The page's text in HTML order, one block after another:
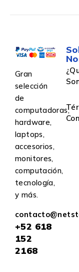
Gran
selección
de
computadoras,
hardware,
laptops,
accesorios,
monitores,
computación,
tecnología,
y más.
+52 618
152
2168